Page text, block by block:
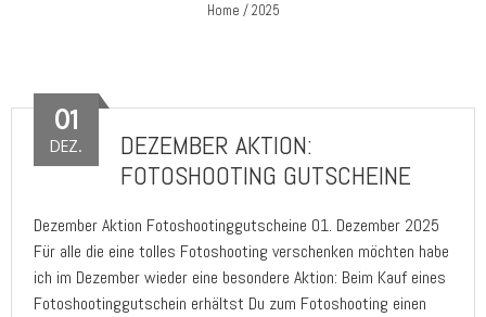
Home /2025
DEZEMBER AKTION:
FOTOSHOOTING GUTSCHEINE
01
DEZ.
Dezember Aktion Fotoshootinggutscheine 01. Dezember 2025
Für alle die eine tolles Fotoshooting verschenken möchten habe
ich im Dezember wieder eine besondere Aktion: Beim Kauf eines
Fotoshootinggutschein erhältst Du zum Fotoshooting einen